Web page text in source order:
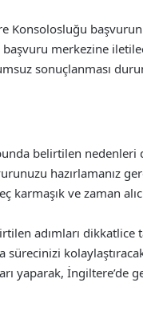
başvuru merkezine
sonuçlanması
belirtilen nedenleri
hazırlamanız
karmaşık ve zaman
adımları
yaparak, İngiltere’de